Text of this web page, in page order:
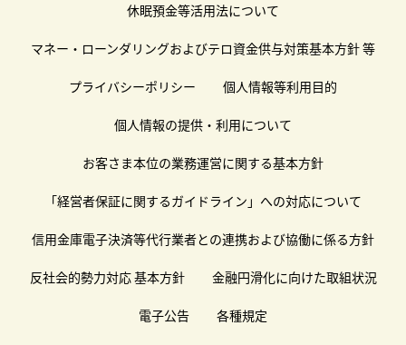
休眠預金等活用法について
マネー・ローンダリングおよびテロ資金供与対策基本方針 等
プライバシーポリシー 個人情報等利用目的
個人情報の提供・利用について
お客さま本位の業務運営に関する基本方針
「経営者保証に関するガイドライン」への対応について
信用金庫電子決済等代行業者との連携および協働に係る方針
反社会的勢力対応 基本方針 金融円滑化に向けた取組状況
電子公告 各種規定